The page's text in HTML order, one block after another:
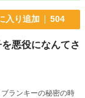
入り追加 504
悪役になんてさ
ランキーの秘密の時